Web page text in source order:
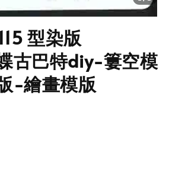
型染版
古巴特diy-簍空模
-繪畫模版